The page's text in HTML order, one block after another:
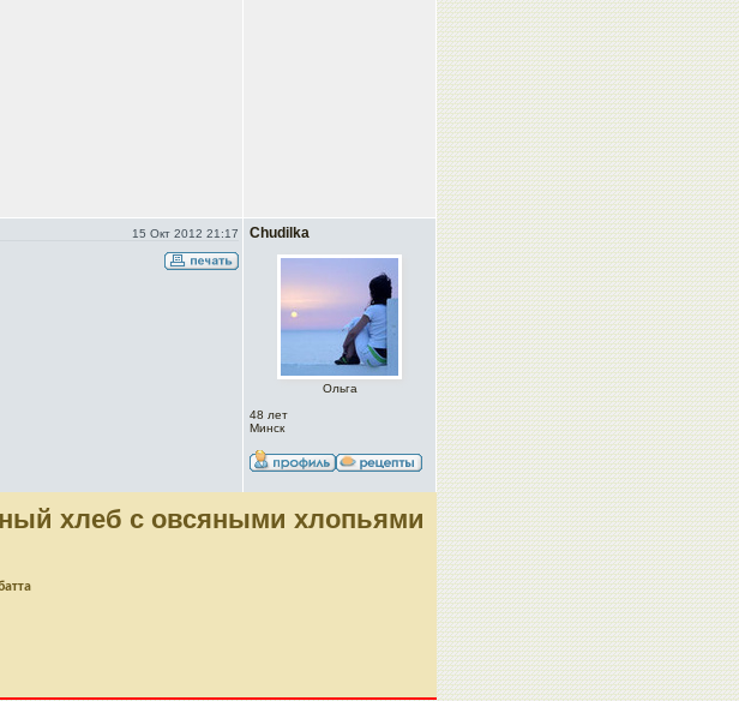
15 Окт 2012 21:17 Chudilka
Ольга
48 лет
Минск
хлеб с овсяными хлопьями